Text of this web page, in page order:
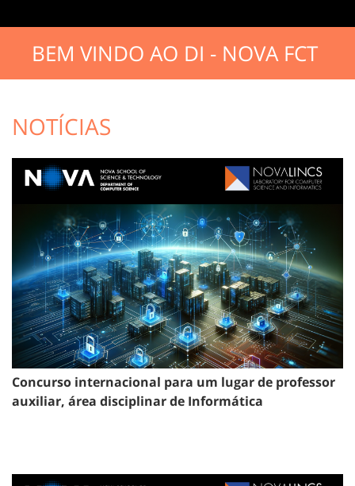
BEM VINDO AO DI - NOVA FCT
NOTÍCIAS
Concurso internacional para um lugar de professor
auxiliar, área disciplinar de Informática